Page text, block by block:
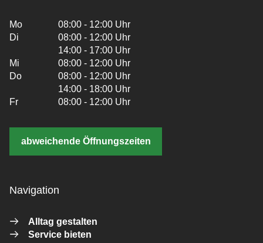
Mo
08:00 - 12:00 Uhr
Di
08:00 - 12:00 Uhr
14:00 - 17:00 Uhr
Mi
08:00 - 12:00 Uhr
Do
08:00 - 12:00 Uhr
14:00 - 18:00 Uhr
Fr
08:00 - 12:00 Uhr
abweichende Öffnungszeiten
Navigation
Alltag gestalten
Service bieten